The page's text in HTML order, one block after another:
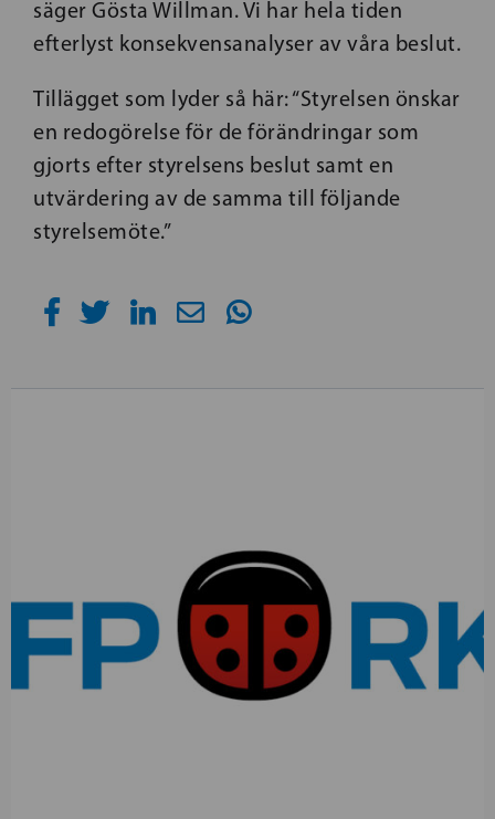
säger Gösta Willman. Vi har hela tiden
efterlyst konsekvensanalyser av våra beslut.
Tillägget som lyder så här: “Styrelsen önskar
en redogörelse för de förändringar som
gjorts efter styrelsens beslut samt en
utvärdering av de samma till följande
styrelsemöte.”